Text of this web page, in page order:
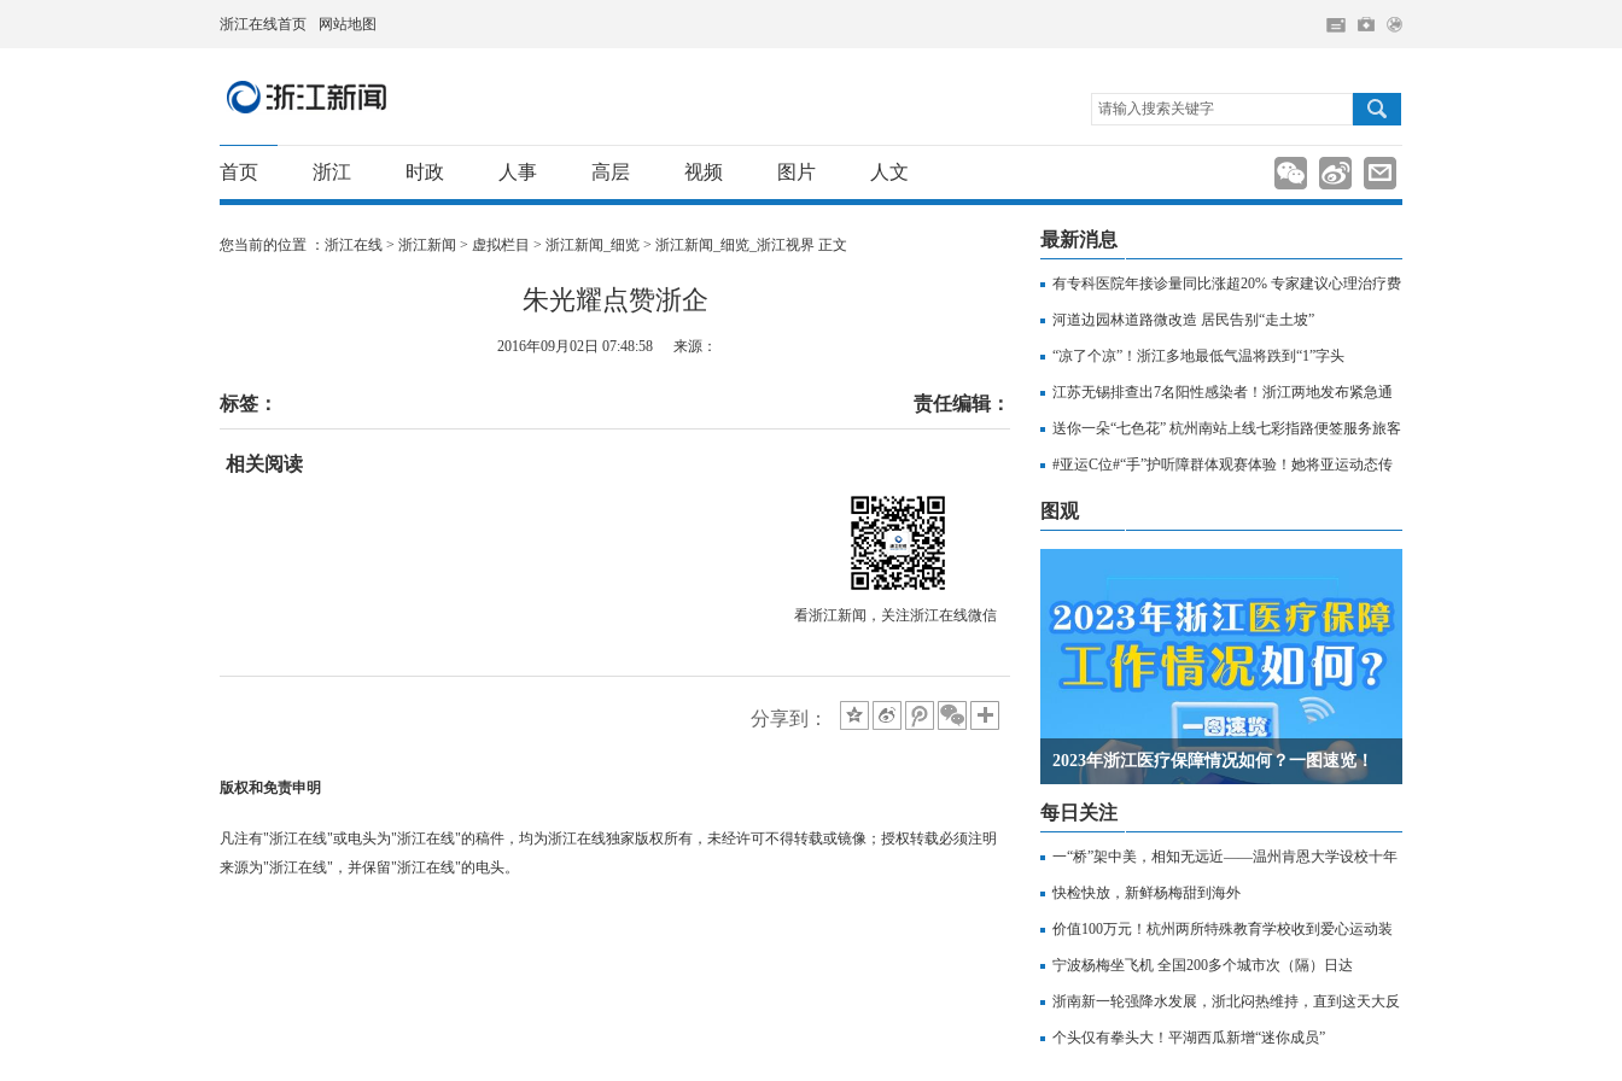
浙江在线首页 网站地图
请输入搜索关键字
首页 浙江 时政 人事 高层 视频 图片 人文
您当前的位置 ： 浙江在线 > 浙江新闻 > 虚拟栏目 > 浙江新闻_细览 > 浙江新闻_细览_浙江视界 正文
朱光耀点赞浙企
2016年09月02日 07:48:58 来源：
标签： 责任编辑：
看浙江新闻，关注浙江在线微信
相关阅读
分享到：
版权和免责申明
凡注有"浙江在线"或电头为"浙江在线"的稿件，均为浙江在线独家版权所有，未经许可不得转载或镜像；授权转载必须注明
来源为"浙江在线"，并保留"浙江在线"的电头。
最新消息
有专科医院年接诊量同比涨超20% 专家建议心理治疗费
用纳入医保
河道边园林道路微改造 居民告别“走土坡”
“凉了个凉”！浙江多地最低气温将跌到“1”字头
江苏无锡排查出7名阳性感染者！浙江两地发布紧急通
知，相关人员请立即报备
送你一朵“七色花” 杭州南站上线七彩指路便签服务旅客
出行
#亚运C位#“手”护听障群体观赛体验！她将亚运动态传
至无声世界
图观
2023年浙江医疗保障情况如何？一图速览！
每日关注
一“桥”架中美，相知无远近——温州肯恩大学设校十年
记
快检快放，新鲜杨梅甜到海外
价值100万元！杭州两所特殊教育学校收到爱心运动装
备
宁波杨梅坐飞机 全国200多个城市次（隔）日达
浙南新一轮强降水发展，浙北闷热维持，直到这天大反
转
个头仅有拳头大！平湖西瓜新增“迷你成员”